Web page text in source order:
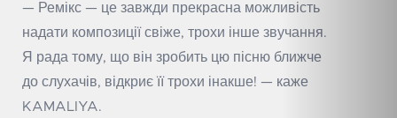
— Ремікс — це завжди прекрасна можливість
надати композиції свіже, трохи інше звучання.
Я рада тому, що він зробить цю пісню ближче
до слухачів, відкриє її трохи інакше! — каже
KAMALIYA.